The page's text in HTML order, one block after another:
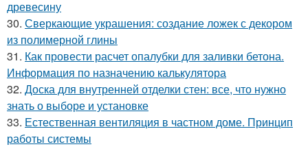
древесину
30. Сверкающие украшения: создание ложек с декором
из полимерной глины
31. Как провести расчет опалубки для заливки бетона.
Информация по назначению калькулятора
32. Доска для внутренней отделки стен: все, что нужно
знать о выборе и установке
33. Естественная вентиляция в частном доме. Принцип
работы системы